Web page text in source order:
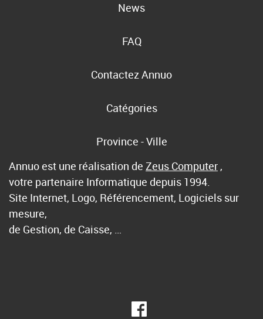
News
FAQ
Contactez Annuo
Catégories
Province - Ville
Annuo est une réalisation de Zeus Computer ,
votre partenaire Informatique depuis 1994.
Site Internet, Logo, Référencement, Logiciels sur
mesure,
de Gestion, de Caisse, …